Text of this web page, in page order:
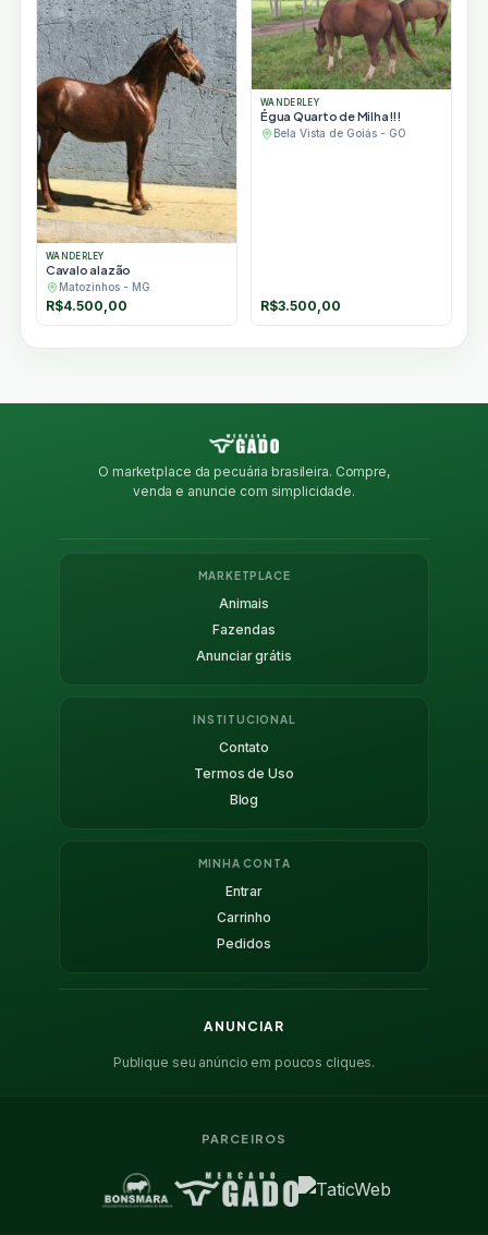
WANDERLEY
Cavalo alazão
Matozinhos - MG
R$4.500,00
WANDERLEY
Égua Quarto de Milha!!!
Bela Vista de Goiás - GO
R$3.500,00
O marketplace da pecuária brasileira. Compre,
venda e anuncie com simplicidade.
MARKETPLACE
Animais
Fazendas
Anunciar grátis
INSTITUCIONAL
Contato
Termos de Uso
Blog
MINHA CONTA
Entrar
Carrinho
Pedidos
ANUNCIAR
Publique seu anúncio em poucos cliques.
PARCEIROS